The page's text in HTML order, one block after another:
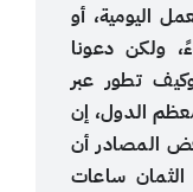
اليومية، أو
ولكن دعونا
تطور عبر
الدول، إن
المصادر أن
ساعات